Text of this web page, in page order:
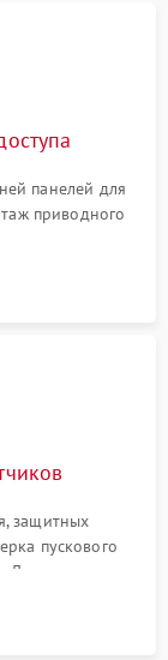
панелей для
приводного
защитных
пускового
Для машин с
и